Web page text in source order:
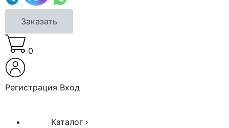
Заказать
0
Регистрация Вход
Каталог ›